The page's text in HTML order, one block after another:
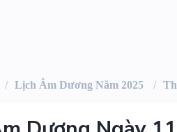
Lịch Âm Dương Năm 2025